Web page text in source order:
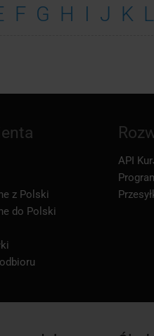
F G H I J K L
z Polski
do Polski
API